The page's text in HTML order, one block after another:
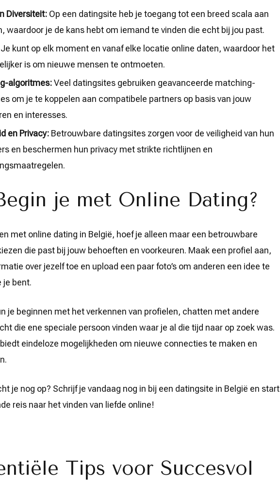
Diversiteit: Op een datingsite heb je toegang tot een breed scala aan
waardoor je de kans hebt om iemand te vinden die echt bij jou past.
Je kunt op elk moment en vanaf elke locatie online daten, waardoor het
is om nieuwe mensen te ontmoeten.
algoritmes:Veel datingsites gebruiken geavanceerde matching-
om je te koppelen aan compatibele partners op basis van jouw
en interesses.
en Privacy: Betrouwbare datingsites zorgen voor de veiligheid van hun
en beschermen hun privacy met strikte richtlijnen en
je met Online Dating?
met online dating in België, hoef je alleen maar een betrouwbare
die past bij jouw behoeften en voorkeuren. Maak een profiel aan,
over jezelf toe en upload een paar foto’s om anderen een idee te
je bent.
je beginnen met het verkennen van profielen, chatten met andere
die ene speciale persoon vinden waar je al die tijd naar op zoek was.
eindeloze mogelijkheden om nieuwe connecties te maken en
je nog op? Schrijf je vandaag nog in bij een datingsite in België en start
reis naar het vinden van liefde online!
Tips voor Succesvol